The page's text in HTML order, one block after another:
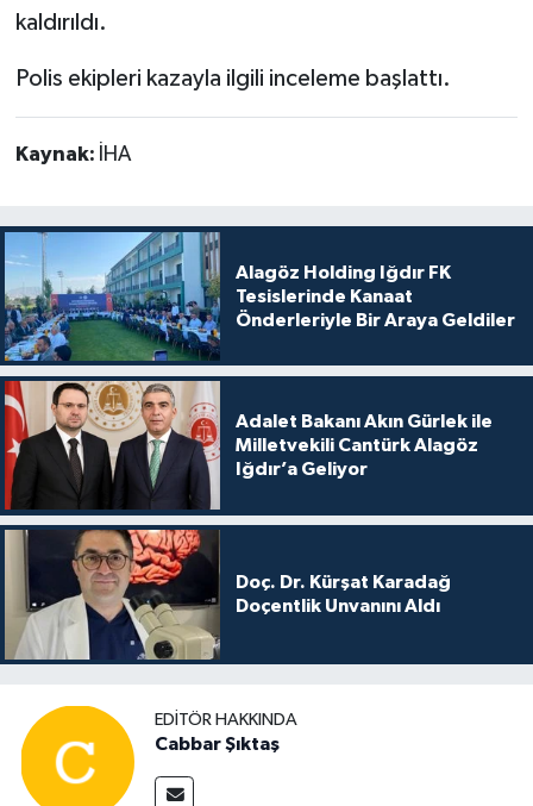
kaldırıldı.
Polis ekipleri kazayla ilgili inceleme başlattı.
Kaynak: İHA
Alagöz Holding Iğdır FK
Tesislerinde Kanaat
Önderleriyle Bir Araya Geldiler
Adalet Bakanı Akın Gürlek ile
Milletvekili Cantürk Alagöz
Iğdır’a Geliyor
Doç. Dr. Kürşat Karadağ
Doçentlik Unvanını Aldı
EDITÖR HAKKINDA
Cabbar Şıktaş